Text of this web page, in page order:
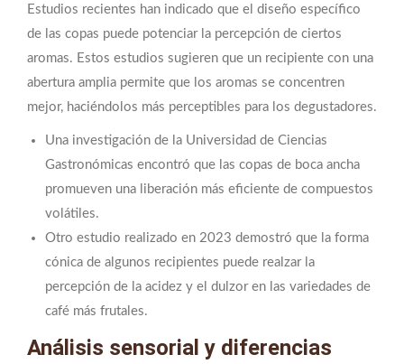
Estudios recientes han indicado que el diseño específico
de las copas puede potenciar la percepción de ciertos
aromas. Estos estudios sugieren que un recipiente con una
abertura amplia permite que los aromas se concentren
mejor, haciéndolos más perceptibles para los degustadores.
Una investigación de la Universidad de Ciencias
Gastronómicas encontró que las copas de boca ancha
promueven una liberación más eficiente de compuestos
volátiles.
Otro estudio realizado en 2023 demostró que la forma
cónica de algunos recipientes puede realzar la
percepción de la acidez y el dulzor en las variedades de
café más frutales.
Análisis sensorial y diferencias